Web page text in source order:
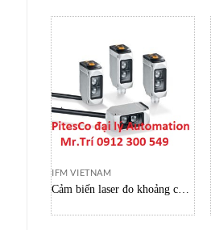
IFM VIETNAM
Cảm biến laser đo khoảng cách
IFM việt nam